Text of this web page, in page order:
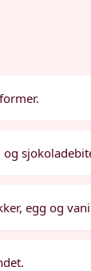
egg og